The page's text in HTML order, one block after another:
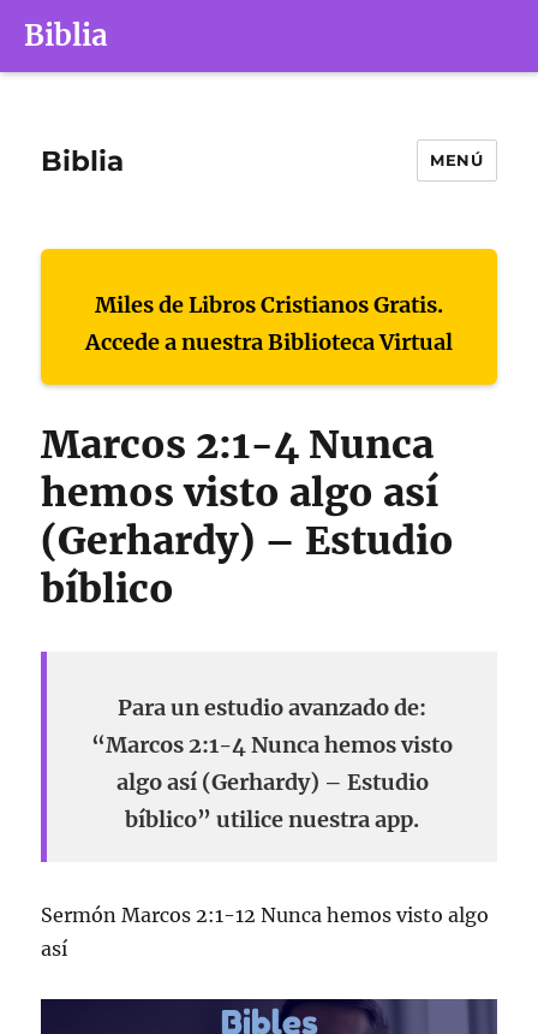
Biblia
Biblia MENÚ
Miles de Libros Cristianos Gratis.
Accede a nuestra Biblioteca Virtual
Marcos 2:1-4 Nunca
hemos visto algo así
(Gerhardy) – Estudio
bíblico
Para un estudio avanzado de:
“Marcos 2:1-4 Nunca hemos visto
algo así (Gerhardy) – Estudio
bíblico” utilice nuestra app.
Sermón Marcos 2:1-12 Nunca hemos visto algo
así